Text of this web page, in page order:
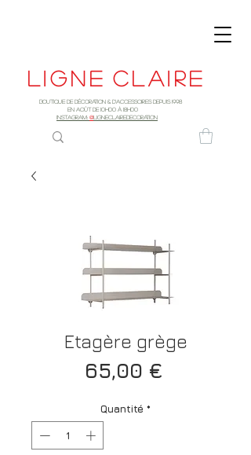
Ligne claire
Boutique de décoration & d'accessoires depuis 1998
EN AOûT DE 10h00 à 18H00
INSTAGRAM: @LIGNECLAIREDECORATION
Etagère grège
65,00 €
Quantité *